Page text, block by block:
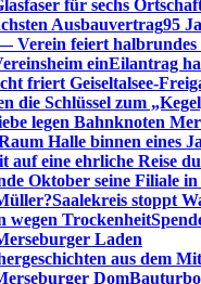
für sechs
Ausbauvertrag95
Verein feiert
einEilantrag
friert Geiseltalsee-
die Schlüssel zum
legen Bahnknoten
Halle binnen eines
auf eine ehrliche Reise
Oktober seine Filiale
Saalekreis stoppt
wegen Trockenheit
Laden
aus dem
Dom